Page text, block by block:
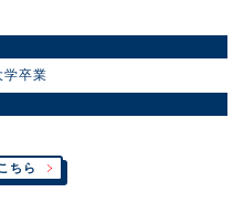
学卒業
ちら